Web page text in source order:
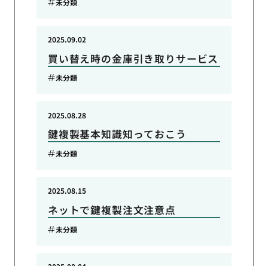
買い替え時の金庫引き取りサービス
2025.09.02
未分類
鍵複製基本知識知っておこう
2025.08.28
未分類
ネットで鍵複製注文注意点
2025.08.15
未分類